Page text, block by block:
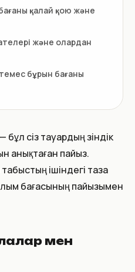
қалай қою және
және олардан
бұрын бағаны
— бұл сіз тауардың өзіндік
анықтаған пайыз.
ішіндегі таза
бағасының пайызымен
мен